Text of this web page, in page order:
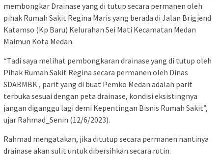
membongkar Drainase yang di tutup secara permanen oleh
pihak Rumah Sakit Regina Maris yang berada di Jalan Brigjend
Katamso (Kp Baru) Kelurahan Sei Mati Kecamatan Medan
Maimun Kota Medan.
“Tadi saya melihat pembongkaran drainase yang di tutup oleh
Pihak Rumah Sakit Regina secara permanen oleh Dinas
SDABMBK , parit yang di buat Pemko Medan adalah parit
terbuka sesuai dengan peta drainase, kondisi eksistingnya
jangan diganggu lagi demi Kepentingan Bisnis Rumah Sakit”,
ujar Rahmad_Senin (12/6/2023).
Rahmad mengatakan, jika ditutup secara permanen nantinya
drainase akan sulit untuk dibersihkan secara rutin.